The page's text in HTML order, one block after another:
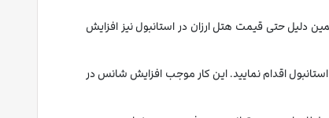
دلیل حتی قیمت هتل ارزان در استانبول نیز افزایش
۴ هفته پیش از تاریخ ورود، نسبت به رزرو هتل استانبول اقدام نمایید. این کار موجب افزایش شانس در